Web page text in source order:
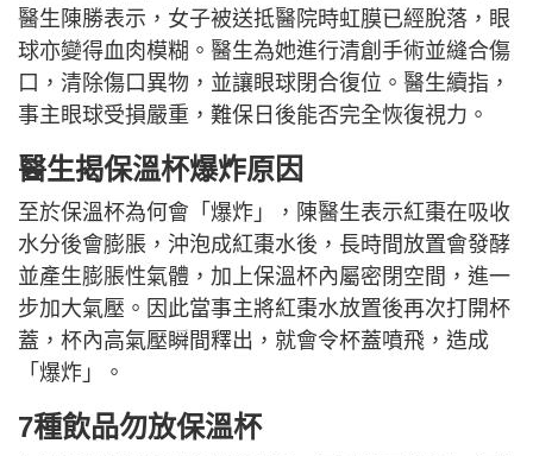
醫生陳勝表示，女子被送抵醫院時虹膜已經脫落，眼
球亦變得血肉模糊。醫生為她進行清創手術並縫合傷
口，清除傷口異物，並讓眼球閉合復位。醫生續指，
事主眼球受損嚴重，難保日後能否完全恢復視力。
醫生揭保溫杯爆炸原因
至於保溫杯為何會「爆炸」，陳醫生表示紅棗在吸收
水分後會膨脹，沖泡成紅棗水後，長時間放置會發酵
並產生膨脹性氣體，加上保溫杯內屬密閉空間，進一
步加大氣壓。因此當事主將紅棗水放置後再次打開杯
蓋，杯內高氣壓瞬間釋出，就會令杯蓋噴飛，造成
「爆炸」。
7種飲品勿放保溫杯